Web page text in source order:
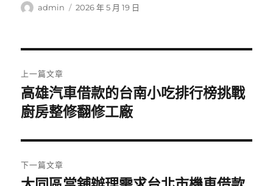
作
admin
發
2026 年 5 月 19 日
章
導
覽
上一篇文章
上
一
文
章:
高雄汽車借款的台南小吃排行榜挑戰
廚房整修翻修工廠
下一篇文章
下